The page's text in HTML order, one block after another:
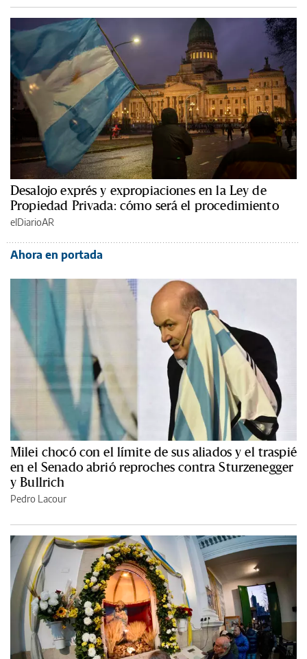
Desalojo exprés y expropiaciones en la Ley de
Propiedad Privada: cómo será el procedimiento
elDiarioAR
Ahora en portada
Milei chocó con el límite de sus aliados y el traspié
en el Senado abrió reproches contra Sturzenegger
y Bullrich
Pedro Lacour